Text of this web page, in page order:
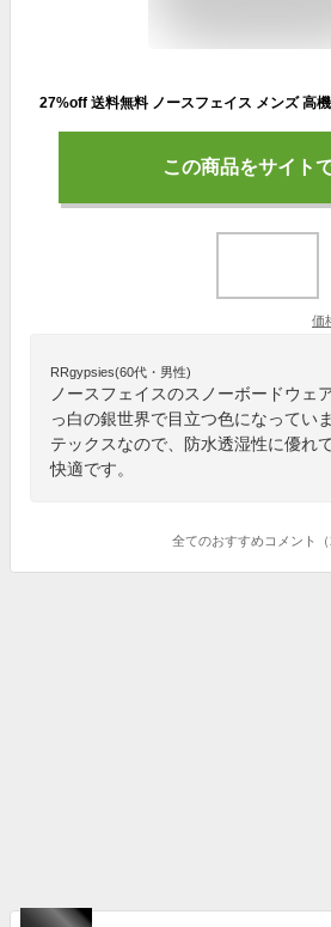
この商品をサイト
価
RRgypsies(60代・男性)
ノースフェイスのスノーボードウェ
っ白の銀世界で目立つ色になってい
テックスなので、防水透湿性に優れ
快適です。
全てのおすすめコメント（